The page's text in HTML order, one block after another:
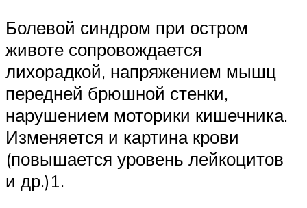
Болевой синдром при остром
животе сопровождается
лихорадкой, напряжением мышц
передней брюшной стенки,
нарушением моторики кишечника.
Изменяется и картина крови
(повышается уровень лейкоцитов
и др.)1.